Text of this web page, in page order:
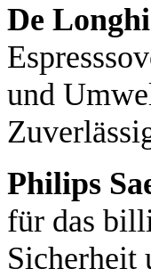
De
und
Philips
für das
Sicherheit